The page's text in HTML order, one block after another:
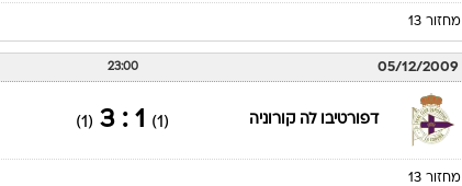
מחזור 13
05/12/2009
23:00
דפורטיבו לה קורוניה (1)
1 : 3
(1)
מחזור 13